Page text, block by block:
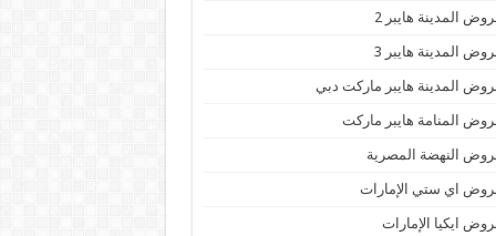
المدينة هايبر 2
المدينة هايبر 3
المدينة هايبر ماركت دبي
المنامة هايبر ماركت
النهضة المصرية
اي ستي الإمارات
ايكيا الإمارات